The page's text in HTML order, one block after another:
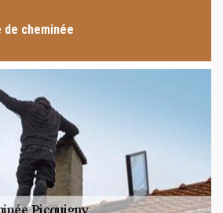
de cheminée